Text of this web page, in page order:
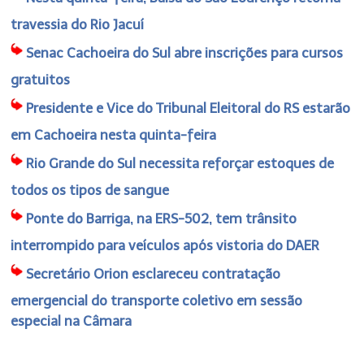
travessia do Rio Jacuí
Senac Cachoeira do Sul abre inscrições para cursos
gratuitos
Presidente e Vice do Tribunal Eleitoral do RS estarão
em Cachoeira nesta quinta-feira
Rio Grande do Sul necessita reforçar estoques de
todos os tipos de sangue
Ponte do Barriga, na ERS-502, tem trânsito
interrompido para veículos após vistoria do DAER
Secretário Orion esclareceu contratação
emergencial do transporte coletivo em sessão
especial na Câmara